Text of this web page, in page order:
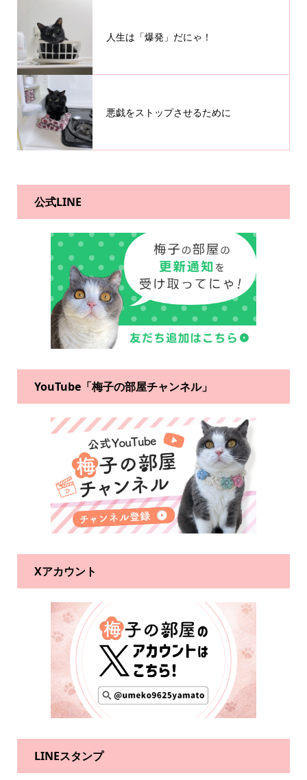
人生は「爆発」だにゃ！
悪戯をストップさせるために
公式LINE
YouTube「梅子の部屋チャンネル」
Xアカウント
LINEスタンプ